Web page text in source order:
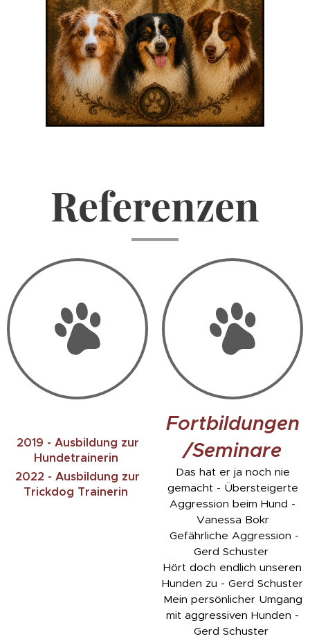
Referenzen
2019 - Ausbildung zur
Hundetrainerin
2022 - Ausbildung zur
Trickdog Trainerin
Fortbildungen
/Seminare
Das hat er ja noch nie
gemacht - Übersteigerte
Aggression beim Hund -
Vanessa Bokr
Gefährliche Aggression -
Gerd Schuster
Hört doch endlich unseren
Hunden zu - Gerd Schuster
Mein persönlicher Umgang
mit aggressiven Hunden -
Gerd Schuster